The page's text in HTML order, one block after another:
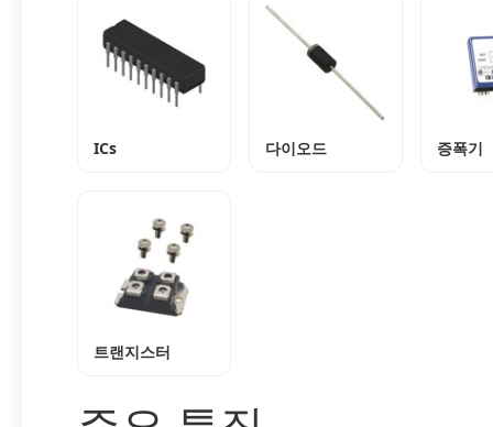
ICs 다이오드 증폭기
트랜지스터